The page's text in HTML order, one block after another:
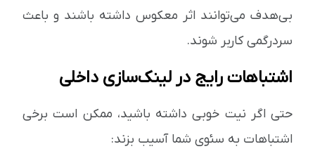
بی‌هدف می‌توانند اثر معکوس داشته باشند و باعث
سردرگمی کاربر شوند.
اشتباهات رایج در لینک‌سازی داخلی
حتی اگر نیت خوبی داشته باشید، ممکن است برخی
اشتباهات به سئوی شما آسیب بزند: